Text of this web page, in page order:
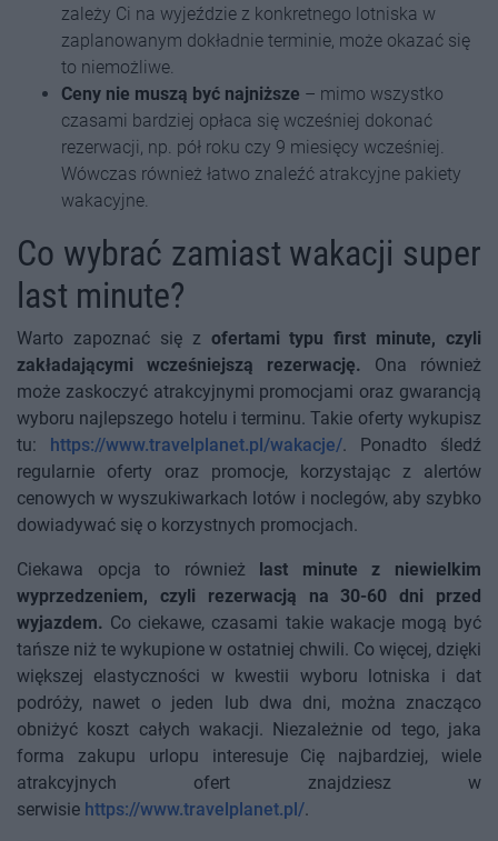
zależy Ci na wyjeździe z konkretnego lotniska w
zaplanowanym dokładnie terminie, może okazać się
to niemożliwe.
Ceny nie muszą być najniższe – mimo wszystko
czasami bardziej opłaca się wcześniej dokonać
rezerwacji, np. pół roku czy 9 miesięcy wcześniej.
Wówczas również łatwo znaleźć atrakcyjne pakiety
wakacyjne.
Co wybrać zamiast wakacji super
last minute?
Warto zapoznać się z ofertami typu first minute, czyli
zakładającymi wcześniejszą rezerwację. Ona również
może zaskoczyć atrakcyjnymi promocjami oraz gwarancją
wyboru najlepszego hotelu i terminu. Takie oferty wykupisz
tu:
https://www.travelplanet.pl/wakacje/. Ponadto śledź
regularnie oferty oraz promocje, korzystając z alertów
cenowych w wyszukiwarkach lotów i noclegów, aby szybko
dowiadywać się o korzystnych promocjach.
Ciekawa opcja to równieżlast minute z niewielkim
wyprzedzeniem, czyli rezerwacją na 30-60 dni przed
wyjazdem. Co ciekawe, czasami takie wakacje mogą być
tańsze niż te wykupione w ostatniej chwili. Co więcej, dzięki
większej elastyczności w kwestii wyboru lotniska i dat
podróży, nawet o jeden lub dwa dni, można znacząco
obniżyć koszt całych wakacji. Niezależnie od tego, jaka
forma zakupu urlopu interesuje Cię najbardziej, wiele
atrakcyjnych ofert znajdziesz w
serwisie https://www.travelplanet.pl/.